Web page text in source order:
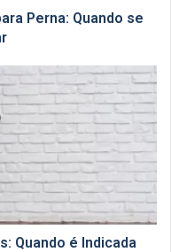
Perna: Quando se
Quando é Indicada